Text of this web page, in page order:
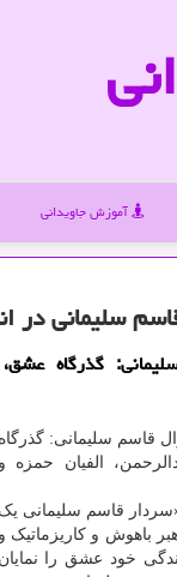
آموزش جاویدانی
سلیمانی در
گذرگاه عشق،
قاسم سلیمانی: گذرگاه
الفیان حمزه و
«سردار قاسم سلیمانی یک
باهوش و کاریزماتیک و
خود عشق را نمایان